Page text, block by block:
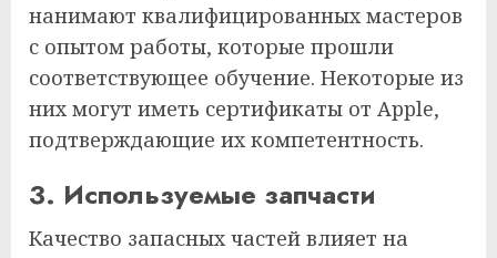
нанимают квалифицированных мастеров
с опытом работы, которые прошли
соответствующее обучение. Некоторые из
них могут иметь сертификаты от Apple,
подтверждающие их компетентность.
3. Используемые запчасти
Качество запасных частей влияет на